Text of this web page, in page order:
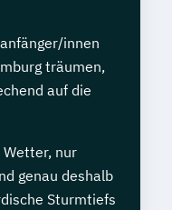
innen
träumen,
auf die
Wetter, nur
genau deshalb
Sturmtiefs